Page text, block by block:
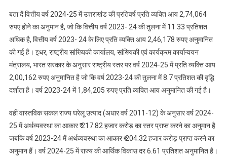
बता दें वित्तीय वर्ष 2024-25 में उत्तराखंड की प्रतिवर्ष प्रति व्यक्ति आय 2,74,064
रुपए होने का अनुमान है, जो कि वित्तीय वर्ष 2023- 24 की तुलना में 11.33 प्रतिशत
अधिक है, वित्तीय वर्ष 2023- 24 के लिए प्रति व्यक्ति आय 2,46,178 रुपए अनुमानित
की गई है। इधर, राष्ट्रीय सांख्यिकी कार्यालय, सांख्यिकी एवं कार्यक्रम कार्यान्वयन
मंत्रालय, भारत सरकार के अनुसार राष्ट्रीय स्तर पर वर्ष 2024-25 में प्रति व्यक्ति आय
2,00,162 रुपए अनुमानित है जो कि वर्ष 2023-24 की तुलना में 8.7 प्रतिशत की वृद्धि
दर्शाता है। वर्ष 2023-24 में 1,84,205 रुपए प्रति व्यक्ति आय अनुमानित की गई है।
वहीं वास्तविक सकल राज्य घरेलू उत्पाद (अधार वर्ष 2011-12) के अनुसार वर्ष 2024-
25 में अर्थव्यवस्था का आकार ₹ 217.82 हजार करोड़ का स्तर प्राप्त करने का अनुमान है
जबकि वर्ष 2023-24 में अर्थव्यवस्था का आकार ₹ 204.32 हजार करोड़ प्राप्त करने का
अनुमान हैं। वर्ष 2024-25 में राज्य की आर्थिक विकास दर 6.61 प्रतिशत अनुमानित है।